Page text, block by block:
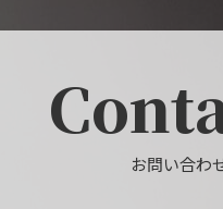
お問い合わ